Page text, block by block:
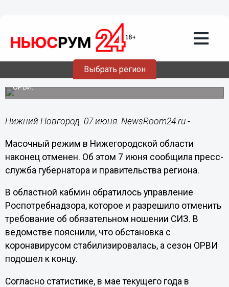
Выбрать регион
Роспотребнадзор разрешил отменить
масочный режим в Нижегородской
области
Стабилизировалась ситуация с COVID-19, отступил сезон
ОРВИ.
Нижний Новгород. 07 июня. NewsRoom24.ru -
Масочный режим в Нижегородской области
наконец отменен. Об этом 7 июня сообщила пресс-
служба губернатора и правительства региона.
В областной кабмин обратилось управление
Роспотребнадзора, которое и разрешило отменить
требование об обязательном ношении СИЗ. В
ведомстве пояснили, что обстановка с
коронавирусом стабилизировалась, а сезон ОРВИ
подошел к концу.
Согласно статистике, в мае текущего года в